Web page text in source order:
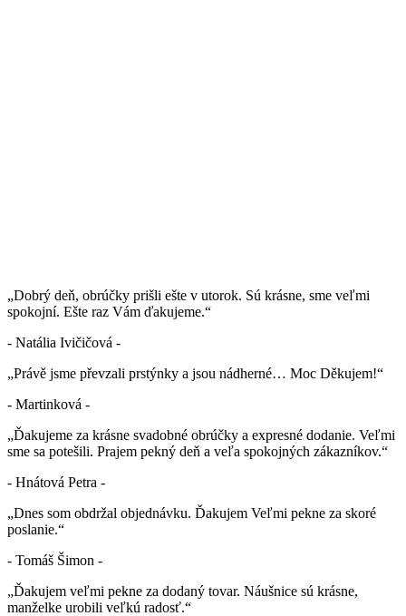
„Dobrý deň, obrúčky prišli ešte v utorok. Sú krásne, sme veľmi
spokojní. Ešte raz Vám ďakujeme.“
- Natália Ivičičová -
„Právě jsme převzali prstýnky a jsou nádherné… Moc Děkujem!“
- Martinková -
„Ďakujeme za krásne svadobné obrúčky a expresné dodanie. Veľmi
sme sa potešili. Prajem pekný deň a veľa spokojných zákazníkov.“
- Hnátová Petra -
„Dnes som obdržal objednávku. Ďakujem Veľmi pekne za skoré
poslanie.“
- Tomáš Šimon -
„Ďakujem veľmi pekne za dodaný tovar. Náušnice sú krásne,
manželke urobili veľkú radosť.“